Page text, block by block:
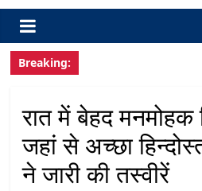
Breaking:
रात में बेहद मनमोहक
जहां से अच्छा
ने जारी की तस्वीरें